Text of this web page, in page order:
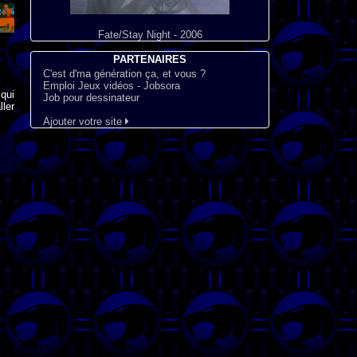
Fate/Stay Night - 2006
PARTENAIRES
C'est d'ma génération ça, et vous ?
Emploi Jeux vidéos - Jobsora
Job pour dessinateur
Ajouter votre site